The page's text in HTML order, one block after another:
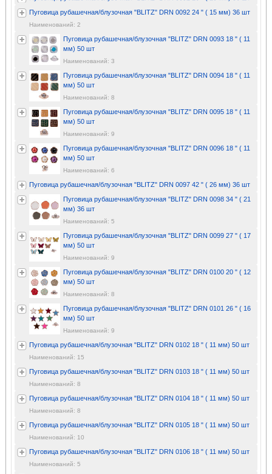
Пуговица рубашечная/блузочная "BLITZ" DRN 0092 24 " ( 15 мм) 36 шт
Наименований: 2
Пуговица рубашечная/блузочная "BLITZ" DRN 0093 18 " ( 11
мм) 50 шт
Наименований: 3
Пуговица рубашечная/блузочная "BLITZ" DRN 0094 18 " ( 11
мм) 50 шт
Наименований: 8
Пуговица рубашечная/блузочная "BLITZ" DRN 0095 18 " ( 11
мм) 50 шт
Наименований: 9
Пуговица рубашечная/блузочная "BLITZ" DRN 0096 18 " ( 11
мм) 50 шт
Наименований: 6
Пуговица рубашечная/блузочная "BLITZ" DRN 0097 42 " ( 26 мм) 36 шт
Пуговица рубашечная/блузочная "BLITZ" DRN 0098 34 " ( 21
мм) 36 шт
Наименований: 5
Пуговица рубашечная/блузочная "BLITZ" DRN 0099 27 " ( 17
мм) 50 шт
Наименований: 9
Пуговица рубашечная/блузочная "BLITZ" DRN 0100 20 " ( 12
мм) 50 шт
Наименований: 8
Пуговица рубашечная/блузочная "BLITZ" DRN 0101 26 " ( 16
мм) 50 шт
Наименований: 9
Пуговица рубашечная/блузочная "BLITZ" DRN 0102 18 " ( 11 мм) 50 шт
Наименований: 15
Пуговица рубашечная/блузочная "BLITZ" DRN 0103 18 " ( 11 мм) 50 шт
Наименований: 8
Пуговица рубашечная/блузочная "BLITZ" DRN 0104 18 " ( 11 мм) 50 шт
Наименований: 8
Пуговица рубашечная/блузочная "BLITZ" DRN 0105 18 " ( 11 мм) 50 шт
Наименований: 10
Пуговица рубашечная/блузочная "BLITZ" DRN 0106 18 " ( 11 мм) 50 шт
Наименований: 5